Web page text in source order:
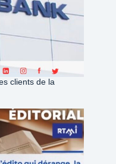
clients de la